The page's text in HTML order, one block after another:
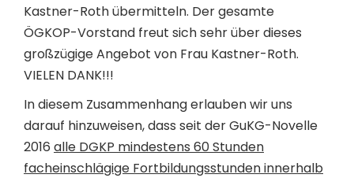
Kastner-Roth übermitteln. Der gesamte
ÖGKOP-Vorstand freut sich sehr über dieses
großzügige Angebot von Frau Kastner-Roth.
VIELEN DANK!!!
In diesem Zusammenhang erlauben wir uns
darauf hinzuweisen, dass seit der GuKG-Novelle
2016 alle DGKP mindestens 60 Stunden
facheinschlägige Fortbildungsstunden innerhalb